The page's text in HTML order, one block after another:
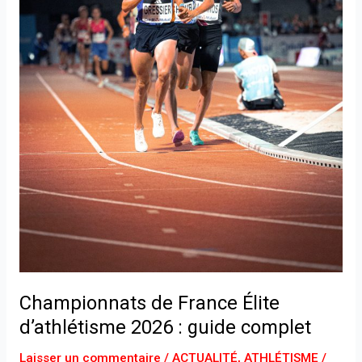
Championnats de France Élite
d’athlétisme 2026 : guide complet
Laisser un commentaire / ACTUALITÉ, ATHLÉTISME /